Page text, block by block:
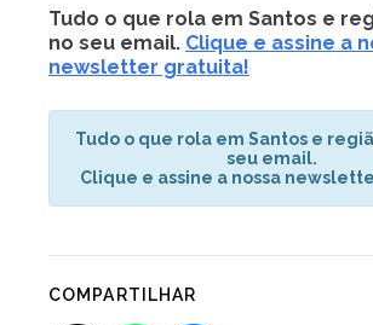
Tudo o que rola em Santos e
no seu email. Clique e assine a
newsletter gratuita!
Tudo o que rola em Santos e
seu email.
Clique e assine a nossa
COMPARTILHAR